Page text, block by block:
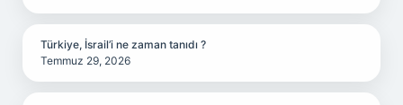
Türkiye, İsrail’i ne zaman tanıdı ?
Temmuz 29, 2026